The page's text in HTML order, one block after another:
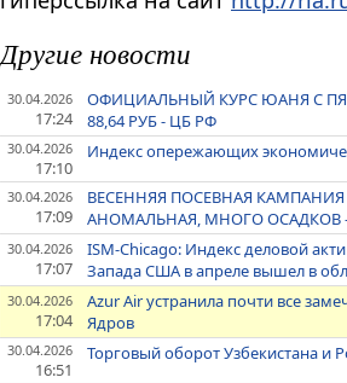
Другие новости
30.04.2026
17:24
ОФИЦИАЛЬНЫЙ КУРС ЮАНЯ С
88,64 РУБ - ЦБ РФ
30.04.2026
17:10
Индекс опережающих
30.04.2026
17:09
ВЕСЕННЯЯ ПОСЕВНАЯ
АНОМАЛЬНАЯ, МНОГО ОСАДКОВ
30.04.2026
17:07
ISM-Chicago: Индекс деловой
Запада США в апреле вышел в
30.04.2026
17:04
Azur Air устранила почти все
Ядров
30.04.2026
16:51
Торговый оборот Узбекистана и